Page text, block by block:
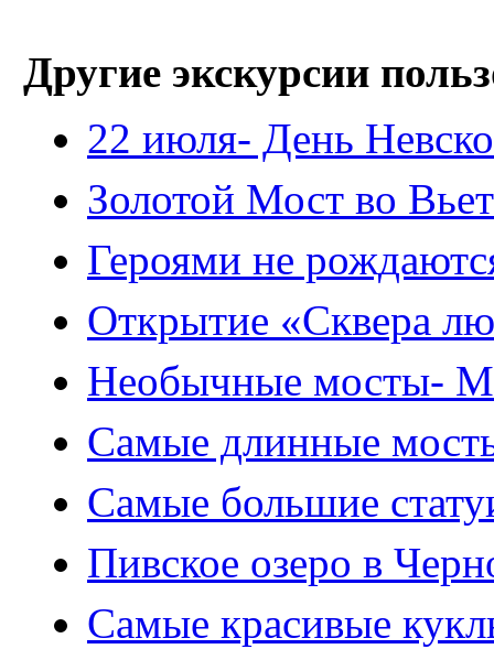
Другие экскурсии
22 июля- День
Золотой Мост во
Героями не
Открытие «Сквера
Необычные мосты-
Самые длинные
Самые большие
Пивское озеро в
Самые красивые